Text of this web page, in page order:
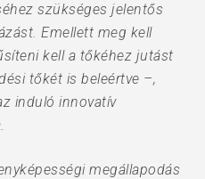
szükséges jelentős
Emellett meg kell
kell a tőkéhez jutást
tőkét is beleértve –,
induló innovatív
megállapodás